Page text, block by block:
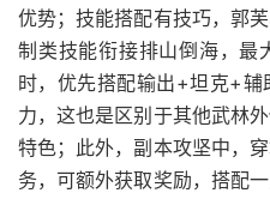
优势；技能搭配有技巧，郭
制类技能衔接排山倒海，最
时，优先搭配输出+坦克+
力，这也是区别于其他武林
特色；此外，副本攻坚中，
务，可额外获取奖励，搭配